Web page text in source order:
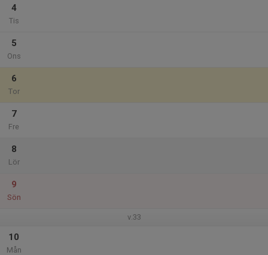
4
Tis
5
Ons
6
Tor
7
Fre
8
Lör
9
Sön
v.33
10
Mån